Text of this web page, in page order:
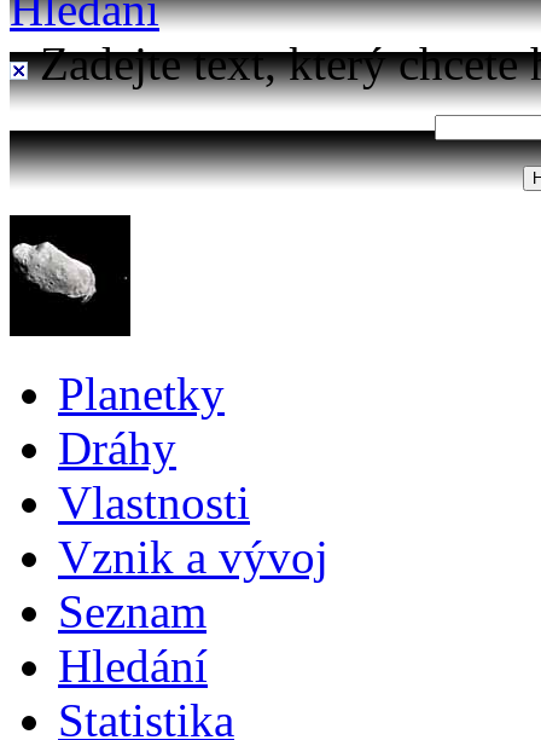
Zadejte text, který chcete
Planetky
Dráhy
Vlastnosti
Vznik a vývoj
Seznam
Hledání
Statistika